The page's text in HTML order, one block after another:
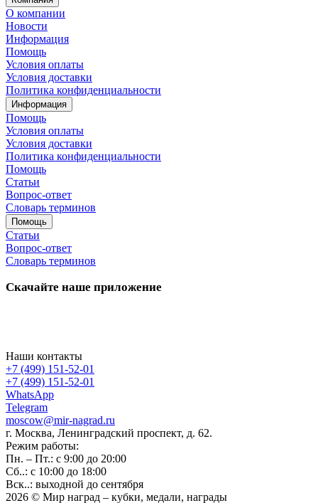
О компании
Новости
Информация
Помощь
Условия оплаты
Условия доставки
Политика конфиденциальности
Информация
Помощь
Условия оплаты
Условия доставки
Политика конфиденциальности
Помощь
Статьи
Вопрос-ответ
Словарь терминов
Помощь
Статьи
Вопрос-ответ
Словарь терминов
Скачайте наше приложение
Наши контакты
+7 (499) 151-52-01
+7 (499) 151-52-01
WhatsApp
Telegram
moscow@mir-nagrad.ru
г. Москва, Ленинградский проспект, д. 62.
Режим работы:
Пн. – Пт.: с 9:00 до 20:00
Сб..: с 10:00 до 18:00
Вск..: выходной до сентября
2026 © Мир наград – кубки, медали, награды